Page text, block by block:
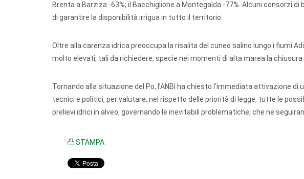
Brenta a Barziza -63%; il Bacchiglione a Montegalda -77%. Alcuni consorzi
di garantire la disponibilità irrigua in tutto il territorio.
Oltre alla carenza idrica preoccupa la risalita del cuneo salino lungo i fiumi
molto elevati, tali da richiedere, specie nei momenti di alta marea la chiusura
Tornando alla situazione del Po, l’ANBI ha chiesto l’immediata attivazione
tecnici e politici, per valutare, nel rispetto delle priorità di legge, tutte le
prelievi idrici in alveo, governando le inevitabili problematiche, che ne
STAMPA